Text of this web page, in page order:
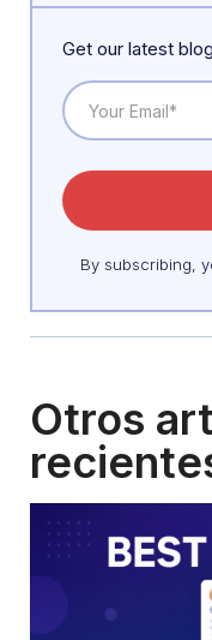
Get our latest
By subscribing,
Otros